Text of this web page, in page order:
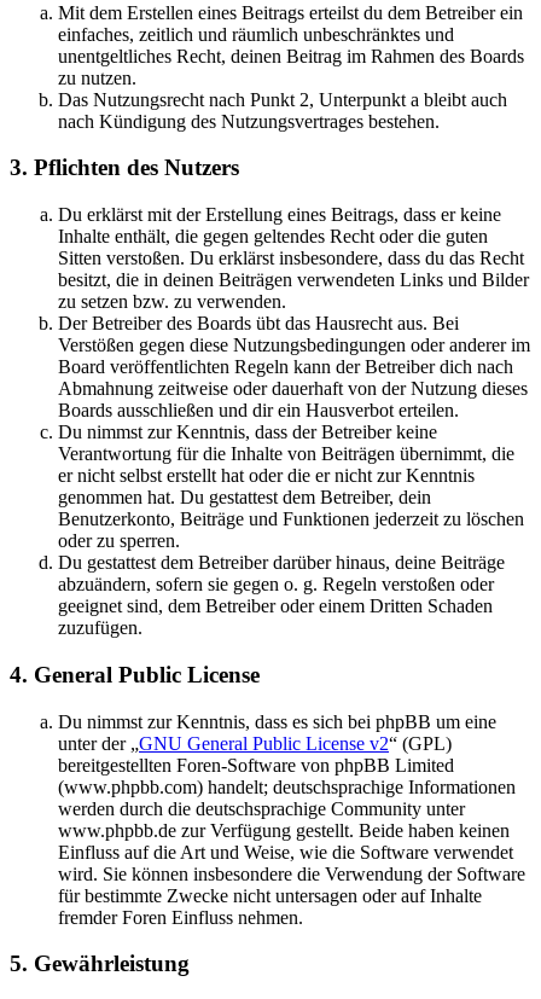
Mit dem Erstellen eines Beitrags erteilst du dem Betreiber ein
einfaches, zeitlich und räumlich unbeschränktes und
unentgeltliches Recht, deinen Beitrag im Rahmen des Boards
zu nutzen.
Das Nutzungsrecht nach Punkt 2, Unterpunkt a bleibt auch
nach Kündigung des Nutzungsvertrages bestehen.
3. Pflichten des Nutzers
Du erklärst mit der Erstellung eines Beitrags, dass er keine
Inhalte enthält, die gegen geltendes Recht oder die guten
Sitten verstoßen. Du erklärst insbesondere, dass du das Recht
besitzt, die in deinen Beiträgen verwendeten Links und Bilder
zu setzen bzw. zu verwenden.
Der Betreiber des Boards übt das Hausrecht aus. Bei
Verstößen gegen diese Nutzungsbedingungen oder anderer im
Board veröffentlichten Regeln kann der Betreiber dich nach
Abmahnung zeitweise oder dauerhaft von der Nutzung dieses
Boards ausschließen und dir ein Hausverbot erteilen.
Du nimmst zur Kenntnis, dass der Betreiber keine
Verantwortung für die Inhalte von Beiträgen übernimmt, die
er nicht selbst erstellt hat oder die er nicht zur Kenntnis
genommen hat. Du gestattest dem Betreiber, dein
Benutzerkonto, Beiträge und Funktionen jederzeit zu löschen
oder zu sperren.
Du gestattest dem Betreiber darüber hinaus, deine Beiträge
abzuändern, sofern sie gegen o. g. Regeln verstoßen oder
geeignet sind, dem Betreiber oder einem Dritten Schaden
zuzufügen.
4. General Public License
Du nimmst zur Kenntnis, dass es sich bei phpBB um eine
unter der „GNU General Public License v2“ (GPL)
bereitgestellten Foren-Software von phpBB Limited
(www.phpbb.com) handelt; deutschsprachige Informationen
werden durch die deutschsprachige Community unter
www.phpbb.de zur Verfügung gestellt. Beide haben keinen
Einfluss auf die Art und Weise, wie die Software verwendet
wird. Sie können insbesondere die Verwendung der Software
für bestimmte Zwecke nicht untersagen oder auf Inhalte
fremder Foren Einfluss nehmen.
5. Gewährleistung